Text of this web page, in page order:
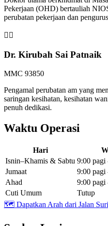
Pekerjaan (OHD) bertauliah
perubatan pekerjaan dan
👩‍⚕️
Dr. Kirubah Sai Patnaik
MMC 93850
Pengamal perubatan am yang
saringan kesihatan, kesihatan
penuh dedikasi.
Waktu Operasi
Hari
Isnin–Khamis & Sabtu 9:00 pagi
Jumaat
9:00 pagi
Ahad
9:00 pagi
Cuti Umum
Tutup
🗺️ Dapatkan Arah dari Jalan